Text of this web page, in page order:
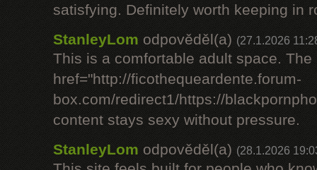
satisfying. Definitely worth keeping in
StanleyLom odpověděl(a) (27.1.2026
This is a comfortable adult space. The
href="http://ficothequeardente.forum-
box.com/redirect1/https://
content stays sexy without pressure.
StanleyLom odpověděl(a) (28.1.2026